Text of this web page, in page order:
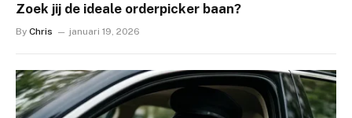
Zoek jij de ideale orderpicker baan?
By Chris januari 19, 2026